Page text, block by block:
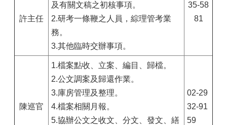
許主任
及有關文稿之初核事項。
2.研考一條鞭之人員，綜理管考業
務。
3.其他臨時交辦事項。
35-58
81
陳巡官
1.檔案點收、立案、編目、歸檔。
2.公文調案及歸還作業。
3.庫房管理及整理。
4.檔案相關月報。
5.協辦公文之收文、分文、發文、繕
02-29
32-91
59